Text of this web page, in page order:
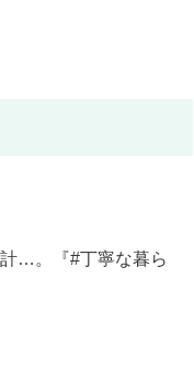
…。『#丁寧な暮ら